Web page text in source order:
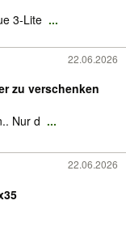
3-Lite ...
22.06.2026
zu verschenken
Nur d ...
22.06.2026